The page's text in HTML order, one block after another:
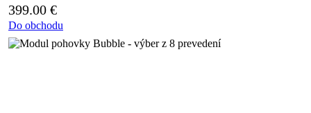
399.00 €
Do obchodu